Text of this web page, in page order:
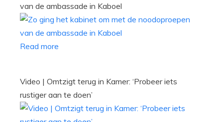
van de ambassade in Kaboel
Read more
Video | Omtzigt terug in Kamer: ‘Probeer iets
rustiger aan te doen’